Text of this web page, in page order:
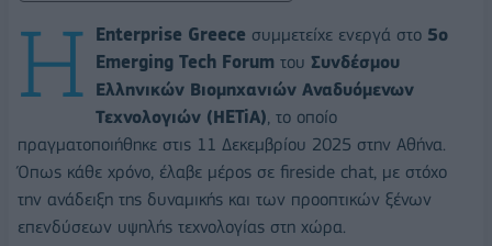
Η Enterprise Greece συμμετείχε ενεργά στο 5ο
Emerging Tech Forum του Συνδέσμου
Ελληνικών Βιομηχανιών Αναδυόμενων
Τεχνολογιών (HETiA), το οποίο
πραγματοποιήθηκε στις 11 Δεκεμβρίου 2025 στην Αθήνα.
Όπως κάθε χρόνο, έλαβε μέρος σε fireside chat, με στόχο
την ανάδειξη της δυναμικής και των προοπτικών ξένων
επενδύσεων υψηλής τεχνολογίας στη χώρα.